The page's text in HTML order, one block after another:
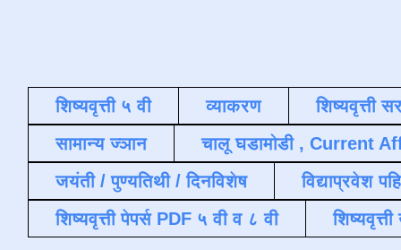
शिष्यवृत्ती ५ वी व्याकरण
शिष्यवृत्ती
सामान्य ज्ञान
चालू घडामोडी , Current
जयंती / पुण्यतिथी / दिनविशेष
विद्याप्रवेश
शिष्यवृत्ती पेपर्स PDF ५ वी व ८ वी